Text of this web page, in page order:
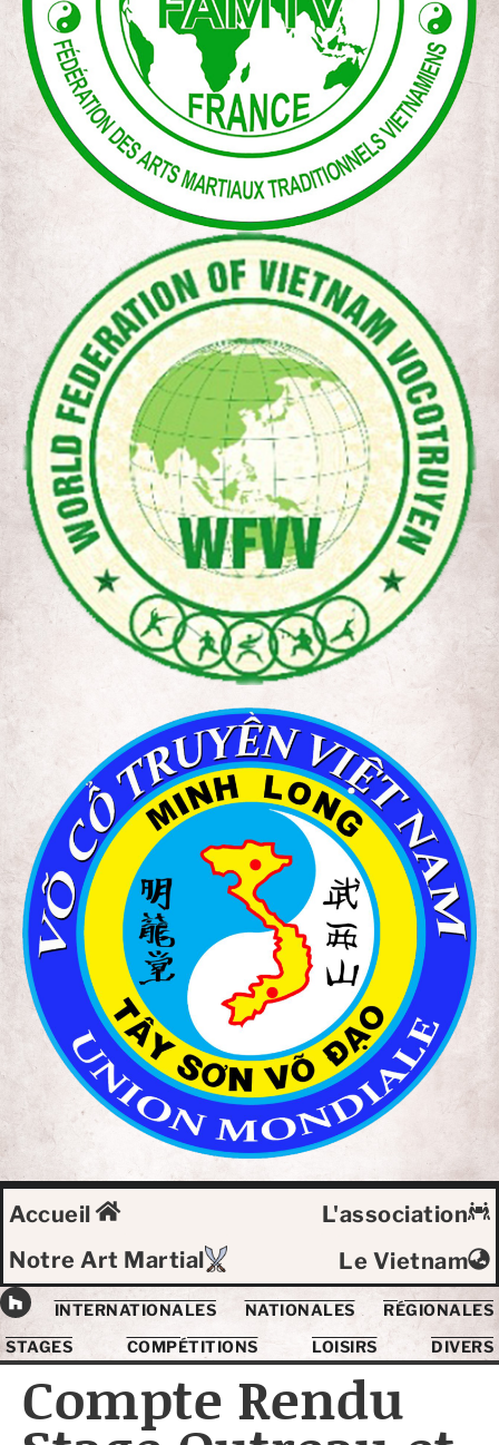
Accueil
L'association
Notre Art Martial
Le Vietnam
INTERNATIONALES NATIONALES
RÉGIONALES
STAGES
COMPÉTITIONS LOISIRS DIVERS
Compte Rendu